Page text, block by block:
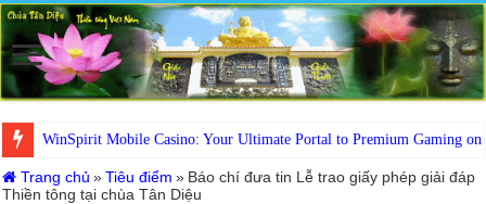
WinSpirit Mobile Casino: Your Ultimate Portal to Premium Gaming on
Trang chủ » Tiêu điểm » Báo chí đưa tin Lễ trao giấy phép giải đáp
Thiền tông tại chùa Tân Diệu